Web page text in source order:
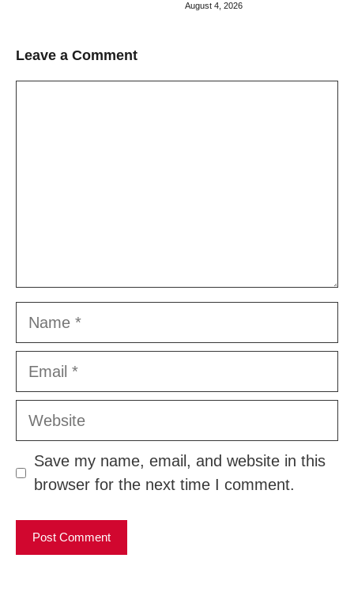
August 4, 2026
Leave a Comment
Name
Email
Website
Save my name, email, and website in this
browser for the next time I comment.